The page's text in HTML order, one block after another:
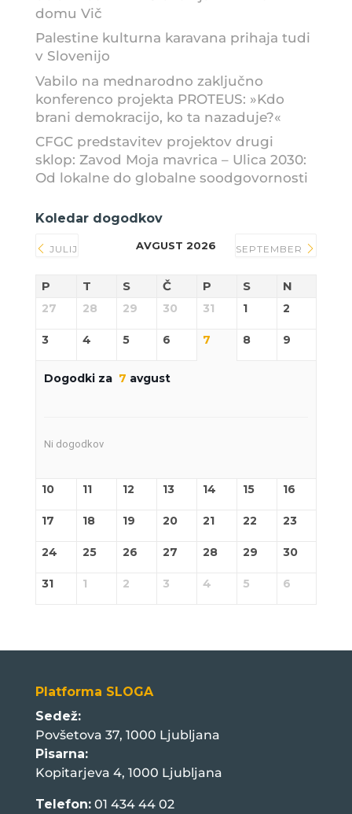
domu Vič
Palestine kulturna karavana prihaja tudi
v Slovenijo
Vabilo na mednarodno zaključno
konferenco projekta PROTEUS: »Kdo
brani demokracijo, ko ta nazaduje?«
CFGC predstavitev projektov drugi
sklop: Zavod Moja mavrica – Ulica 2030:
Od lokalne do globalne soodgovornosti
Koledar dogodkov
JULIJ AVGUST 2026 SEPTEMBER
P T S Č P S N
27 28 29 30 31 1 2
3 4 5 6 7 8 9
Dogodki za 7 avgust
Ni dogodkov
10 11 12 13 14 15 16
17 18 19 20 21 22 23
24 25 26 27 28 29 30
31 1 2 3 4 5 6
Platforma SLOGA
Sedež:
Povšetova 37, 1000 Ljubljana
Pisarna:
Kopitarjeva 4, 1000 Ljubljana
Telefon:01 434 44 02